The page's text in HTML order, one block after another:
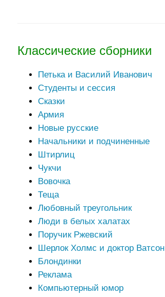
Классические сборники
Петька и Василий Иванович
Студенты и сессия
Сказки
Армия
Новые русские
Начальники и подчиненные
Штирлиц
Чукчи
Вовочка
Теща
Любовный треугольник
Люди в белых халатах
Поручик Ржевский
Шерлок Холмс и доктор Ватсон
Блондинки
Реклама
Компьютерный юмор